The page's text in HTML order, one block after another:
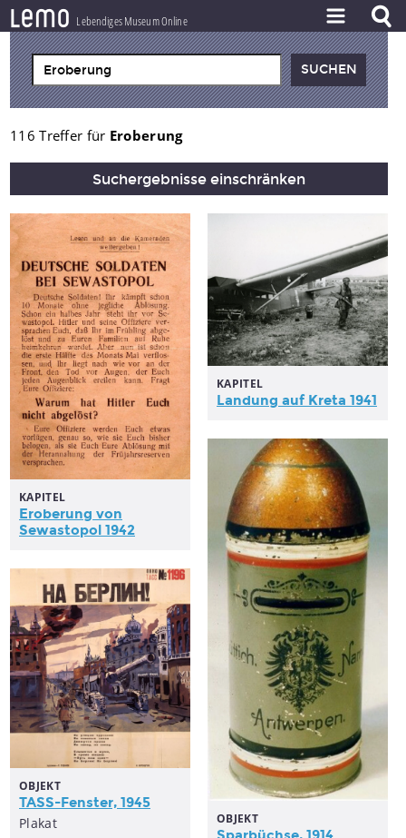
lemo Lebendiges Museum Online
ZEITSTRAHL
THEMEN
ZEITZEUGEN
BESTAND
PROJEKT
116 Treffer für Eroberung
Suchergebnisse einschränken
KAPITEL
Eroberung von
Sewastopol 1942
KAPITEL
Landung auf Kreta 1941
OBJEKT
OBJEKT
TASS-Fenster, 1945
Plakat